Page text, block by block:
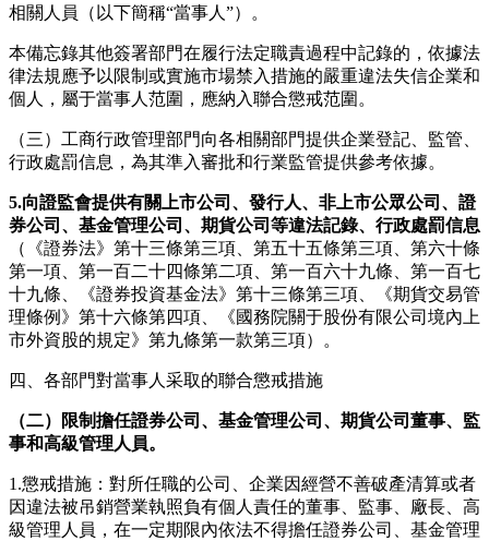
相關人員（以下簡稱“當事人”）。
本備忘錄其他簽署部門在履行法定職責過程中記錄的，依據法
律法規應予以限制或實施市場禁入措施的嚴重違法失信企業和
個人，屬于當事人范圍，應納入聯合懲戒范圍。
（三）工商行政管理部門向各相關部門提供企業登記、監管、
行政處罰信息，為其準入審批和行業監管提供參考依據。
5.向證監會提供有關上市公司、發行人、非上市公眾公司、證
券公司、基金管理公司、期貨公司等違法記錄、行政處罰信息
（《證券法》第十三條第三項、第五十五條第三項、第六十條
第一項、第一百二十四條第二項、第一百六十九條、第一百七
十九條、《證券投資基金法》第十三條第三項、《期貨交易管
理條例》第十六條第四項、《國務院關于股份有限公司境內上
市外資股的規定》第九條第一款第三項）。
四、各部門對當事人采取的聯合懲戒措施
（二）限制擔任證券公司、基金管理公司、期貨公司董事、監
事和高級管理人員。
1.懲戒措施：對所任職的公司、企業因經營不善破產清算或者
因違法被吊銷營業執照負有個人責任的董事、監事、廠長、高
級管理人員，在一定期限內依法不得擔任證券公司、基金管理